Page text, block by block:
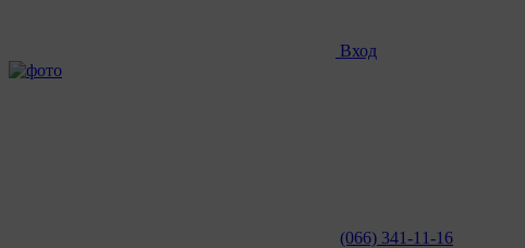
Вход
(066) 341-11-16